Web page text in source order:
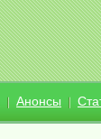
Анонсы